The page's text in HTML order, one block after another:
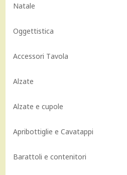
Natale
Oggettistica
Accessori Tavola
Alzate
Alzate e cupole
Apribottiglie e Cavatappi
Barattoli e contenitori